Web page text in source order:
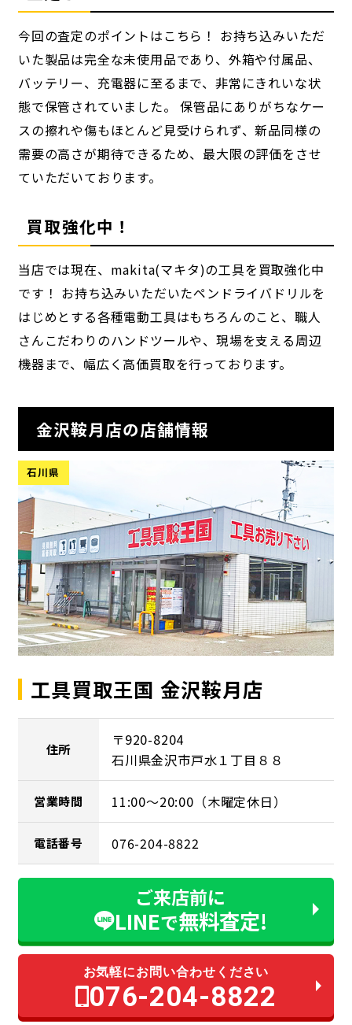
今回の査定のポイントはこちら！ お持ち込みいただ
いた製品は完全な未使用品であり、外箱や付属品、
バッテリー、充電器に至るまで、非常にきれいな状
態で保管されていました。 保管品にありがちなケー
スの擦れや傷もほとんど見受けられず、新品同様の
需要の高さが期待できるため、最大限の評価をさせ
ていただいております。
買取強化中！
当店では現在、makita(マキタ)の工具を買取強化中
です！ お持ち込みいただいたペンドライバドリルを
はじめとする各種電動工具はもちろんのこと、職人
さんこだわりのハンドツールや、現場を支える周辺
機器まで、幅広く高価買取を行っております。
金沢鞍月店の店舗情報
石川県
工具買取王国 金沢鞍月店
住所
〒920-8204
石川県金沢市戸水１丁目８８
営業時間 11:00～20:00（木曜定休日）
電話番号 076-204-8822
ご来店前に
LINEで無料査定!
お気軽にお問い合わせください
076-204-8822